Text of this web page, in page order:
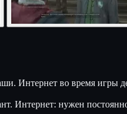
Интернет во время игры
Интернет: нужен